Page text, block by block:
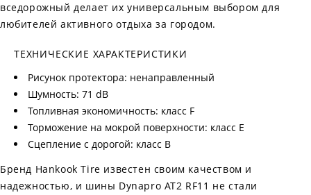
вседорожный делает их универсальным выбором для
любителей активного отдыха за городом.
ТЕХНИЧЕСКИЕ ХАРАКТЕРИСТИКИ
Рисунок протектора: ненаправленный
Шумность: 71 dB
Топливная экономичность: класс F
Торможение на мокрой поверхности: класс E
Сцепление с дорогой: класс B
Бренд Hankook Tire известен своим качеством и
надежностью, и шины Dynapro AT2 RF11 не стали